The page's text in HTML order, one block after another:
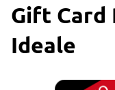
Gift Card
Ideale